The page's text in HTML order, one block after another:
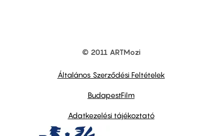
© 2011 ARTMozi
Általános Szerződési Feltételek
BudapestFilm
Adatkezelési tájékoztató